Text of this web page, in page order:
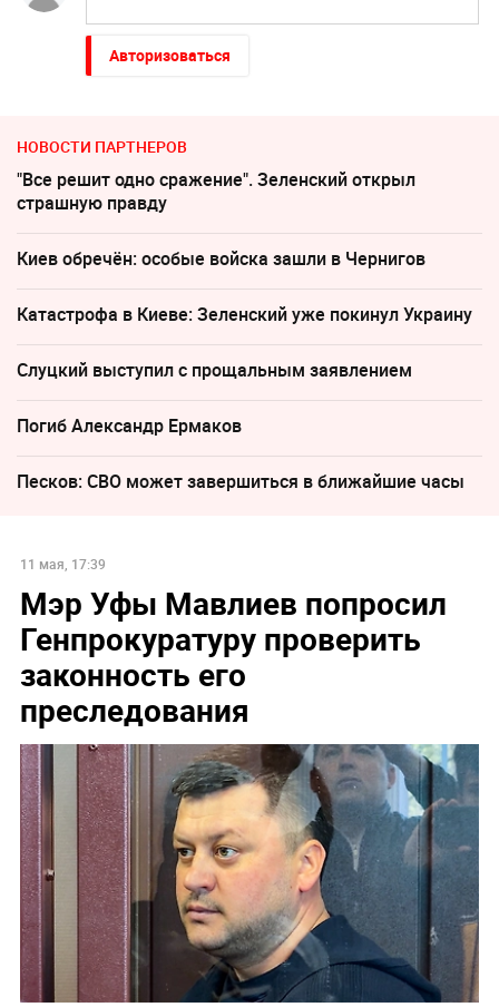
Авторизоваться
НОВОСТИ ПАРТНЕРОВ
"Все решит одно сражение". Зеленский открыл
страшную правду
Киев обречён: особые войска зашли в Чернигов
Катастрофа в Киеве: Зеленский уже покинул Украину
Слуцкий выступил с прощальным заявлением
Погиб Александр Ермаков
Песков: СВО может завершиться в ближайшие часы
11 мая, 17:39
Мэр Уфы Мавлиев попросил
Генпрокуратуру проверить
законность его
преследования